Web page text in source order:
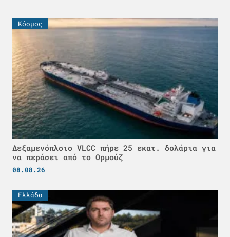
Κόσμος
Δεξαμενόπλοιο VLCC πήρε 25 εκατ. δολάρια για
να περάσει από το Ορμούζ
08.08.26
Ελλάδα